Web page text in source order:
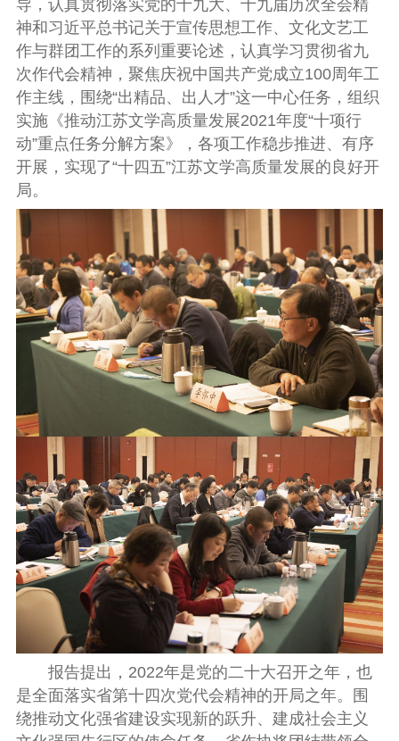
导，认真贯彻落实党的十九大、十九届历次全会精
神和习近平总书记关于宣传思想工作、文化文艺工
作与群团工作的系列重要论述，认真学习贯彻省九
次作代会精神，聚焦庆祝中国共产党成立100周年工
作主线，围绕“出精品、出人才”这一中心任务，组织
实施《推动江苏文学高质量发展2021年度“十项行
动”重点任务分解方案》，各项工作稳步推进、有序
开展，实现了“十四五”江苏文学高质量发展的良好开
局。
报告提出，2022年是党的二十大召开之年，也
是全面落实省第十四次党代会精神的开局之年。围
绕推动文化强省建设实现新的跃升、建成社会主义